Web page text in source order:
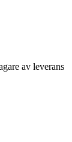
av leverans